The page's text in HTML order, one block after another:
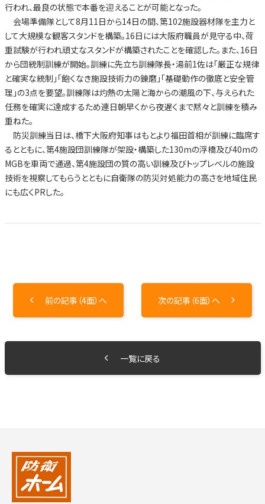
行われ、最良の状態で本番を迎えることが可能となった。
会場準備隊として8月11日から14日の間、第102施設器材隊を主力と
して大規模な観客スタンドを構築。16日には大阪府職員が見守る中、荷
重試験が行われ頑丈なスタンドが構築されたことを確認した。また、16日
から団統制訓練が開始。訓練に先立ち訓練隊長・湯前1佐は「厳正な規律
と確実な統制」「飽くなき施設技術力の錬磨」「基礎動作の徹底と安全管
理」の3点を要望。訓練隊は灼熱の太陽と海からの潮風の下、与えられた
任務を確実に達成するため連日朝早くから夜遅くまで黙々と訓練を積み
重ねた。
防災訓練当日は、橋下大阪府知事はもとより福田首相が訓練に臨席す
るとともに、第4施設団訓練隊が架設・構築した130mの浮橋及び40mの
MGBを車両で通過、第4施設団の質の高い訓練及びトップレベルの施設
技術を視察してもらうとともに自衛隊の防災対処能力の高さを地域住民
にも広くPRした。
前の記事（4面）へ 次の記事（6面）へ
一覧に戻る